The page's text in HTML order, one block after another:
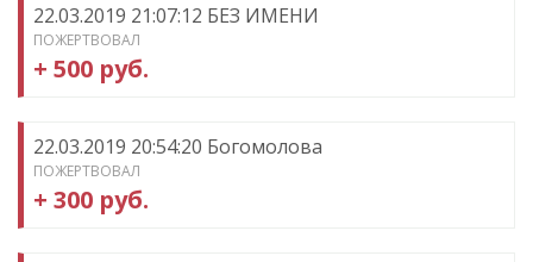
22.03.2019 21:07:12 БЕЗ ИМЕНИ
ПОЖЕРТВОВАЛ
+ 500 руб.
22.03.2019 20:54:20 Богомолова
ПОЖЕРТВОВАЛ
+ 300 руб.